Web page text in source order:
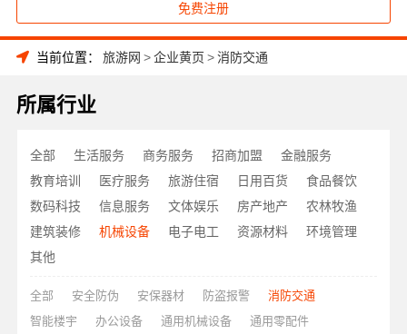
免费注册
当前位置： 旅游网 >企业黄页 >消防交通
所属行业
全部 生活服务 商务服务 招商加盟
金融服务
教育培训
医疗服务 旅游住宿 日用百货
食品餐饮
数码科技
信息服务 文体娱乐 房产地产
农林牧渔
建筑装修
机械设备 电子电工 资源材料
环境管理
其他
全部 安全防伪 安保器材 防盗报警
消防交通
智能楼宇
办公设备 通用机械设备
通用零配件